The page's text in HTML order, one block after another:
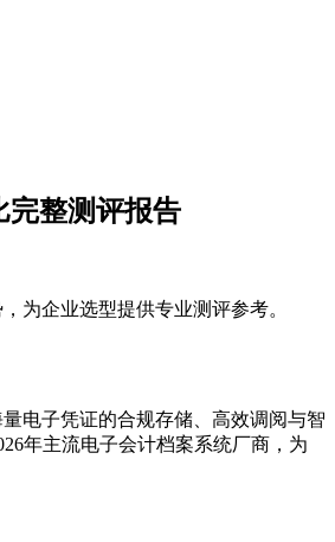
完整测评报告
为企业选型提供专业测评参考。
电子凭证的合规存储、高效调阅与智
年主流电子会计档案系统厂商，为